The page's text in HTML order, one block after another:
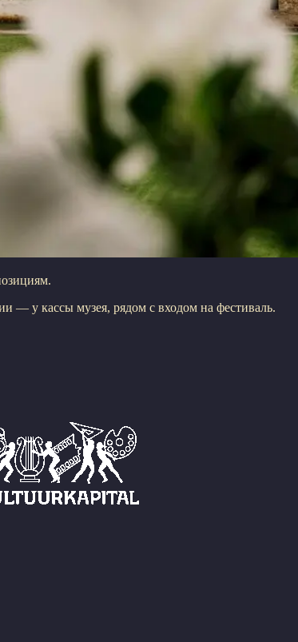
— у кассы музея, рядом с входом на фестиваль.